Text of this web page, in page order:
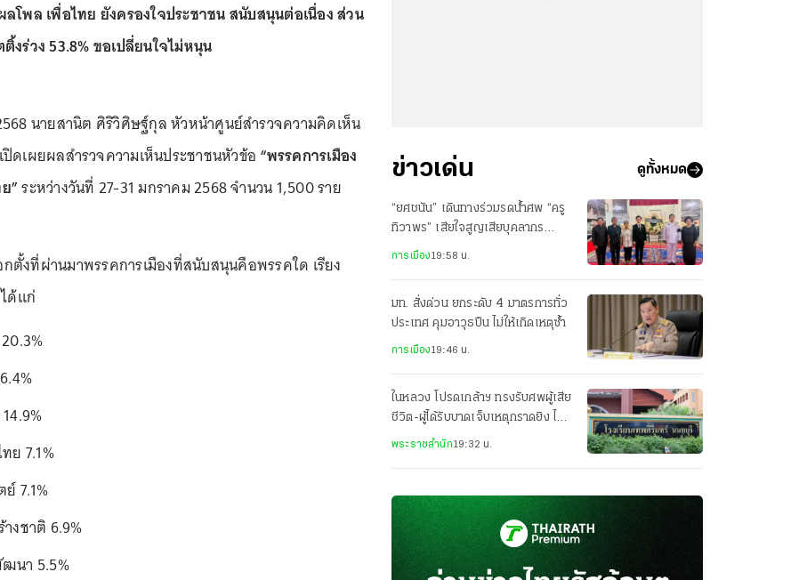
โพล เพื่อไทย ยังครองใจประชาชน สนับสนุนต่อเนื่อง ส่วน
งร่วง 53.8% ขอเปลี่ยนใจไม่หนุน
นายสานิต ศิริวิศิษฐ์กุล หัวหน้าศูนย์สำรวจความคิดเห็น
ดเผยผลสำรวจความเห็นประชาชนหัวข้อ “พรรคการเมือง
”ระหว่างวันที่ 27-31 มกราคม 2568 จำนวน 1,500 ราย
กตั้งที่ผ่านมาพรรคการเมืองที่สนับสนุนคือพรรคใด เรียง
ด้แก่
ย 7.1%
7.1%
งชาติ 6.9%
นา 5.5%
ข่าวเด่น ดูทั้งหมด
“ยศชนัน” เดินทางร่วมรดน้ำศพ “ครู
ทิวาพร” เสียใจสูญเสียบุคลากร
ทางการศึกษา
การเมือง19:58 น.
มท. สั่งด่วน ยกระดับ 4 มาตรการทั่ว
ประเทศ คุมอาวุธปืน ไม่ให้เกิดเหตุซ้ำ
การเมือง19:46 น.
ในหลวง โปรดเกล้าฯ ทรงรับศพผู้เสีย
ชีวิต-ผู้ได้รับบาดเจ็บเหตุกราดยิง ไว้
ในพระบรมราชานุเคราะห์
พระราชสำนัก19:32 น.